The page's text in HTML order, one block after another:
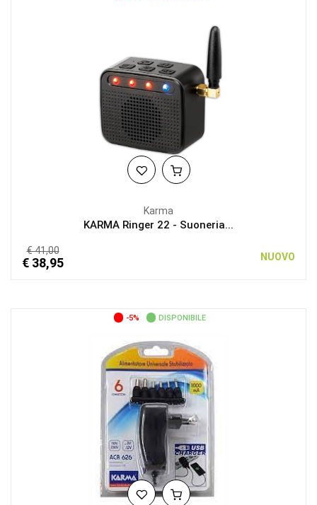
Karma
KARMA Ringer 22 - Suoneria...
€ 41,00
€ 38,95 NUOVO
-5% DISPONIBILE